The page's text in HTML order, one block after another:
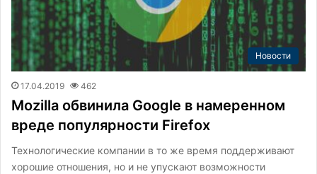
Новости
17.04.2019 462
Mozilla обвинила Google в намеренном
вреде популярности Firefox
Технологические компании в то же время поддерживают
хорошие отношения, но и не упускают возможности